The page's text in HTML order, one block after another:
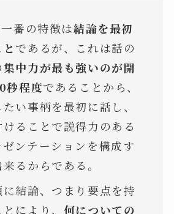
番の特徴は結論を最初
であるが、これは話の
集中力が最も強いのが開
秒程度であることから、
い事柄を最初に話し、
ることで説得力のある
ンテーションを構成す
るからである。
に結論、つまり要点を持
により、 何についての